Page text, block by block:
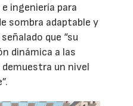
ingeniería para
sombra adaptable y
que “su
dinámica a las
un nivel